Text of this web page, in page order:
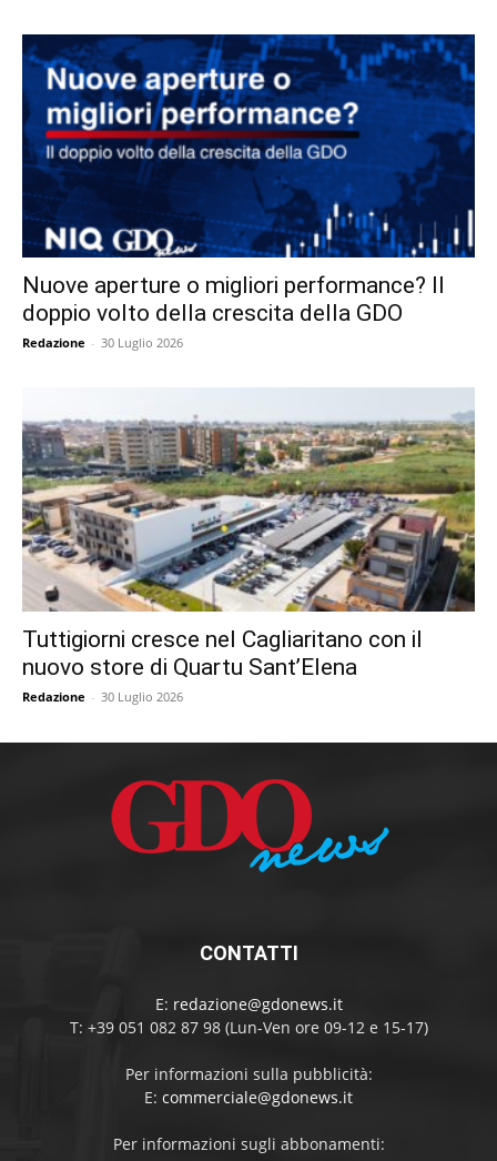
Nuove aperture o migliori performance? Il
doppio volto della crescita della GDO
Redazione - 30 Luglio 2026
Tuttigiorni cresce nel Cagliaritano con il
nuovo store di Quartu Sant’Elena
Redazione - 30 Luglio 2026
CONTATTI
E: redazione@gdonews.it
T: +39 051 082 87 98 (Lun-Ven ore 09-12 e 15-17)
Per informazioni sulla pubblicità:
E: commerciale@gdonews.it
Per informazioni sugli abbonamenti: